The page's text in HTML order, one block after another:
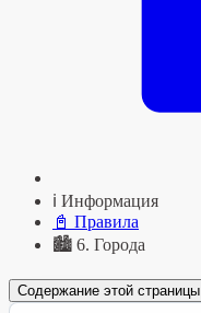
ℹ️ Информация
📓 Правила
🏙️ 6. Города
Содержание этой страницы